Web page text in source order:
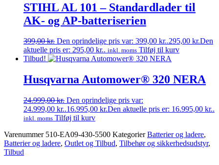
STIHL AL 101 – Standardlader til
AK- og AP-batteriserien
399,00kr. Den oprindelige pris var: 399,00 kr..295,00 kr.Den
aktuelle pris er: 295,00 kr.. inkl. moms Tilføj til kurv
Tilbud!
Husqvarna Automower® 320 NERA
24.999,00kr. Den oprindelige pris var:
24.999,00 kr..16.995,00 kr.Den aktuelle pris er: 16.995,00 kr..
inkl. moms Tilføj til kurv
Varenummer 510-EA09-430-5500 Kategorier Batterier og ladere,
Batterier og ladere, Outlet og Tilbud, Tilbehør og sikkerhedsudstyr,
Tilbud